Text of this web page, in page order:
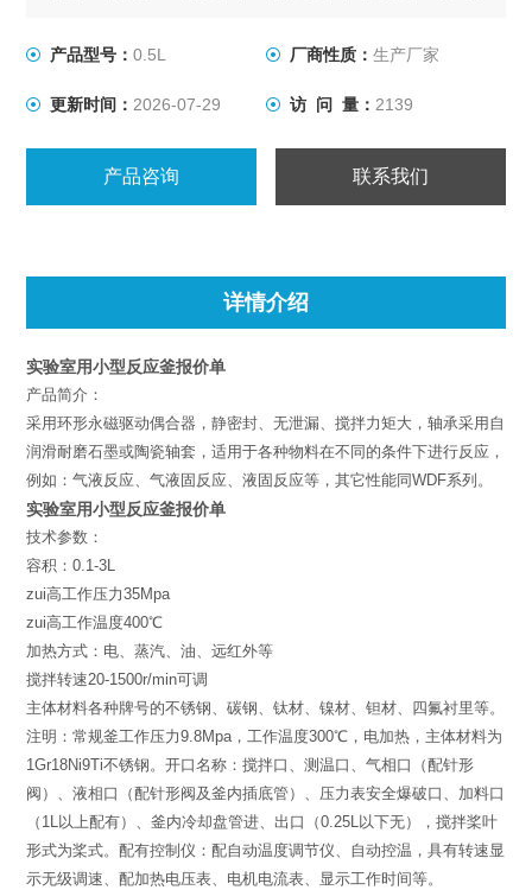
产品型号：0.5L 厂商性质： 生产厂家
更新时间： 2026-07-29 访 问 量： 2139
产品咨询 联系我们
详情介绍
实验室用小型反应釜报价单
产品简介：
采用环形永磁驱动偶合器，静密封、无泄漏、搅拌力矩大，轴承采用自
润滑耐磨石墨或陶瓷轴套，适用于各种物料在不同的条件下进行反应，
例如：气液反应、气液固反应、液固反应等，其它性能同WDF系列。
实验室用小型反应釜报价单
技术参数：
容积：0.1-3L
zui高工作压力35Mpa
zui高工作温度400℃
加热方式：电、蒸汽、油、远红外等
搅拌转速20-1500r/min可调
主体材料各种牌号的不锈钢、碳钢、钛材、镍材、钽材、四氟衬里等。
注明：常规釜工作压力9.8Mpa，工作温度300℃，电加热，主体材料为
1Gr18Ni9Ti不锈钢。开口名称：搅拌口、测温口、气相口（配针形
阀）、液相口（配针形阀及釜内插底管）、压力表安全爆破口、加料口
（1L以上配有）、釜内冷却盘管进、出口（0.25L以下无），搅拌桨叶
形式为桨式。配有控制仪：配自动温度调节仪、自动控温，具有转速显
示无级调速、配加热电压表、电机电流表、显示工作时间等。